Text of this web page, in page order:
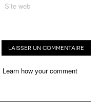
Site web
Learn how your comment